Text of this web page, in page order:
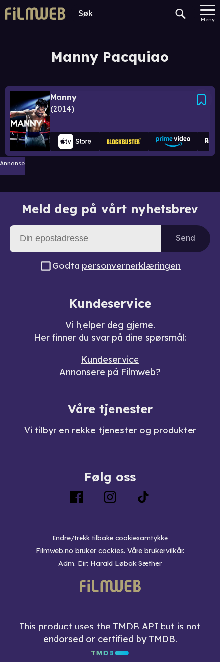
Meny
Manny Pacquiao
Manny
2014
Annonse
Meld deg på vårt nyhetsbrev
Send
Godta personvernerklæringen
Kundeservice
Vi hjelper deg gjerne.
Her finner du svar på dine spørsmål:
Kundeservice
Annonsere på Filmweb?
Våre tjenester
Vi tilbyr en rekke tjenester og produkter
Følg oss
Endre/trekk tilbake cookiesamtykke
Filmweb.no bruker cookies. Våre brukervilkår.
Adm. Dir: Harald Løbak Sæther
This product uses the TMDB API but is not
endorsed or certified by TMDB.